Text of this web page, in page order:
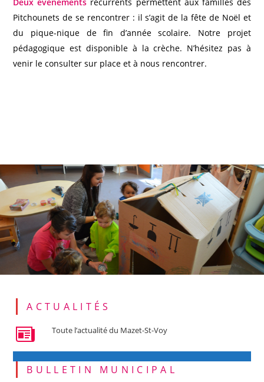
Pitchounets de se rencontrer : il s’agit de la fête de Noël et
du pique-nique de fin d’année scolaire. Notre projet
pédagogique est disponible à la crèche. N’hésitez pas à
venir le consulter sur place et à nous rencontrer.
ACTUALITÉS
Toute l’actualité du Mazet-St-Voy
BULLETIN MUNICIPAL